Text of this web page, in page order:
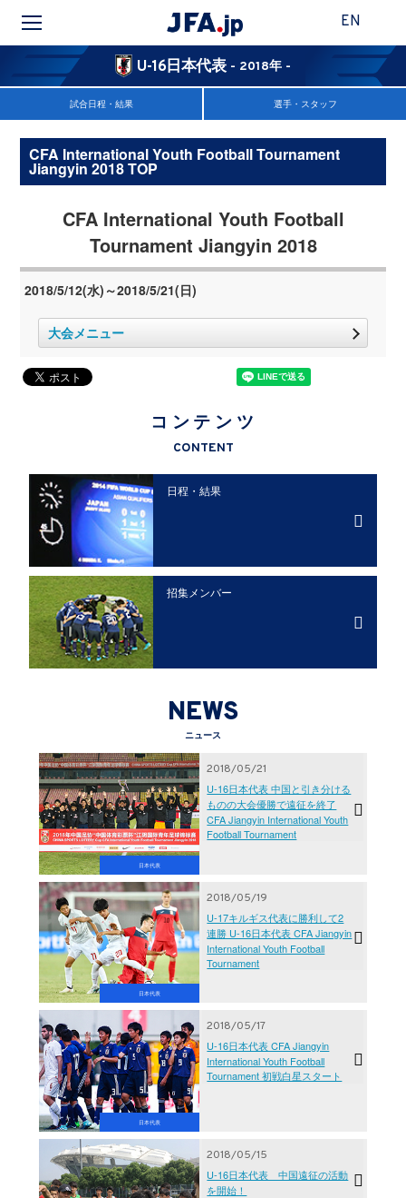
EN
U-16日本代表 - 2018年 -
試合日程・結果 選手・スタッフ
CFA International Youth Football Tournament
Jiangyin 2018 TOP
CFA International Youth Football
Tournament Jiangyin 2018
2018/5/12(水)～2018/5/21(日)
大会メニュー
コンテンツ
CONTENT
日程・結果
招集メンバー
NEWS
ニュース
日本代表
2018/05/21
U-16日本代表 中国と引き分ける
ものの大会優勝で遠征を終了
CFA Jiangyin International Youth
Football Tournament
日本代表
2018/05/19
U-17キルギス代表に勝利して2
連勝 U-16日本代表 CFA Jiangyin
International Youth Football
Tournament
日本代表
2018/05/17
U-16日本代表 CFA Jiangyin
International Youth Football
Tournament 初戦白星スタート
2018/05/15
U-16日本代表 中国遠征の活動
を開始！